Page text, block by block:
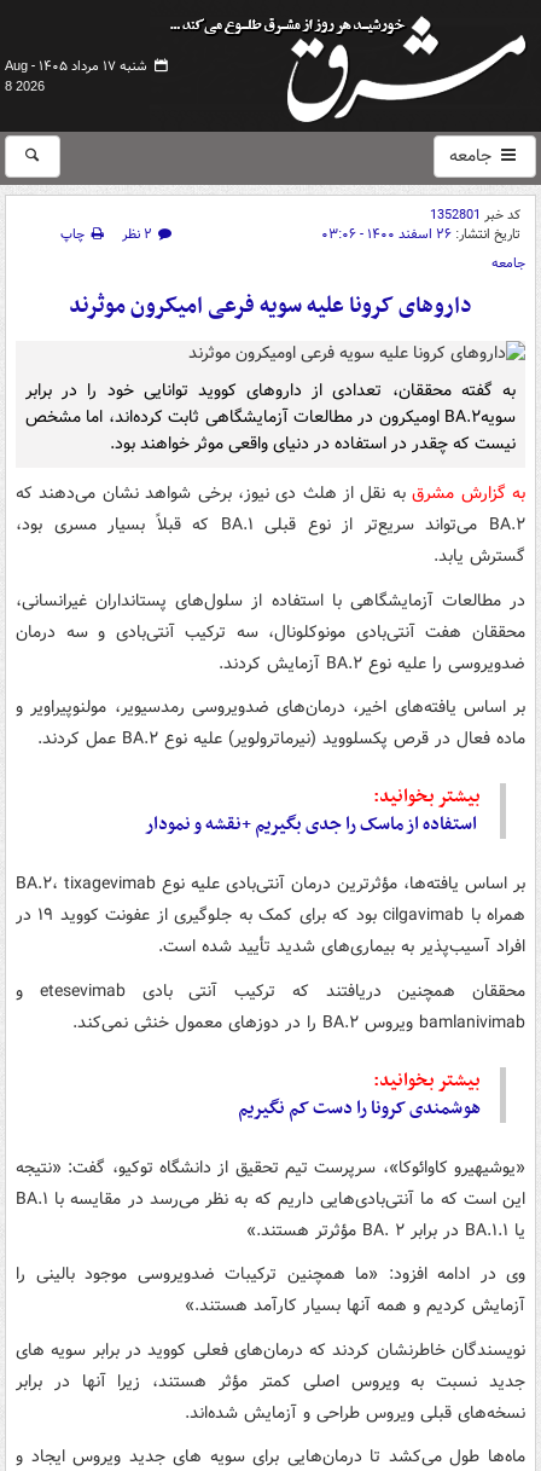
شنبه ۱۷ مرداد ۱۴۰۵ -
Aug
8 2026
جامعه
کد خبر 1352801
تاریخ انتشار: ۲۶ اسفند ۱۴۰۰ - ۰۳:۰۶ ۲ نظر
چاپ
جامعه
داروهای کرونا علیه سویه فرعی امیکرون موثرند
به گفته محققان، تعدادی از داروهای کووید توانایی خود را در برابر
سویهBA.۲ اومیکرون در مطالعات آزمایشگاهی ثابت کرده‌اند، اما مشخص
نیست که چقدر در استفاده در دنیای واقعی موثر خواهند بود.
به گزارش مشرقبه نقل از هلث دی نیوز، برخی شواهد نشان می‌دهند که
BA.۲ می‌تواند سریع‌تر از نوع قبلی BA.۱ که قبلاً بسیار مسری بود،
گسترش یابد.
در مطالعات آزمایشگاهی با استفاده از سلول‌های پستانداران غیرانسانی،
محققان هفت آنتی‌بادی مونوکلونال، سه ترکیب آنتی‌بادی و سه درمان
ضدویروسی را علیه نوع BA.۲ آزمایش کردند.
بر اساس یافته‌های اخیر، درمان‌های ضدویروسی رمدسیویر، مولنوپیراویر و
ماده فعال در قرص پکسلووید (نیرماترولویر) علیه نوع BA.۲ عمل کردند.
بیشتر بخوانید:
استفاده از ماسک را جدی بگیریم +نقشه و نمودار
بر اساس یافته‌ها، مؤثرترین درمان آنتی‌بادی علیه نوع BA.۲، tixagevimab
همراه با cilgavimab بود که برای کمک به جلوگیری از عفونت کووید ۱۹ در
افراد آسیب‌پذیر به بیماری‌های شدید تأیید شده است.
محققان همچنین دریافتند که ترکیب آنتی بادی etesevimab و
bamlanivimab ویروس BA.۲ را در دوزهای معمول خنثی نمی‌کند.
بیشتر بخوانید:
هوشمندی کرونا را دست کم نگیریم
«یوشیهیرو کاوائوکا»، سرپرست تیم تحقیق از دانشگاه توکیو، گفت: «نتیجه
این است که ما آنتی‌بادی‌هایی داریم که به نظر می‌رسد در مقایسه با BA.۱
یا BA.۱.۱ در برابر BA. ۲ مؤثرتر هستند.»
وی در ادامه افزود: «ما همچنین ترکیبات ضدویروسی موجود بالینی را
آزمایش کردیم و همه آنها بسیار کارآمد هستند.»
نویسندگان خاطرنشان کردند که درمان‌های فعلی کووید در برابر سویه های
جدید نسبت به ویروس اصلی کمتر مؤثر هستند، زیرا آنها در برابر
نسخه‌های قبلی ویروس طراحی و آزمایش شده‌اند.
ماه‌ها طول می‌کشد تا درمان‌هایی برای سویه های جدید ویروس ایجاد و